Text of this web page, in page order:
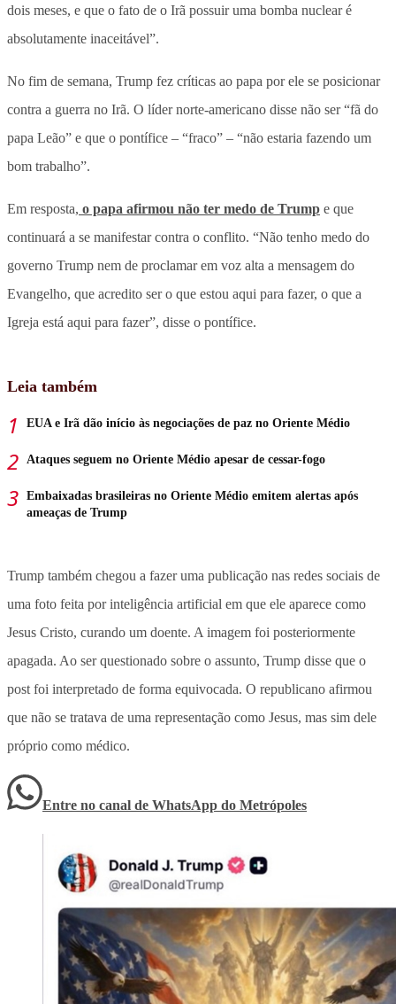
dois meses, e que o fato de o Irã possuir uma bomba nuclear é
absolutamente inaceitável”.
No fim de semana, Trump fez críticas ao papa por ele se posicionar
contra a guerra no Irã. O líder norte-americano disse não ser “fã do
papa Leão” e que o pontífice – “fraco” – “não estaria fazendo um
bom trabalho”.
Em resposta, o papa afirmou não ter medo de Trump e que
continuará a se manifestar contra o conflito. “Não tenho medo do
governo Trump nem de proclamar em voz alta a mensagem do
Evangelho, que acredito ser o que estou aqui para fazer, o que a
Igreja está aqui para fazer”, disse o pontífice.
Leia também
EUA e Irã dão início às negociações de paz no Oriente Médio
Ataques seguem no Oriente Médio apesar de cessar-fogo
Embaixadas brasileiras no Oriente Médio emitem alertas após
ameaças de Trump
Trump também chegou a fazer uma publicação nas redes sociais de
uma foto feita por inteligência artificial em que ele aparece como
Jesus Cristo, curando um doente. A imagem foi posteriormente
apagada. Ao ser questionado sobre o assunto, Trump disse que o
post foi interpretado de forma equivocada. O republicano afirmou
que não se tratava de uma representação como Jesus, mas sim dele
próprio como médico.
Entre no canal de WhatsApp do Metrópoles